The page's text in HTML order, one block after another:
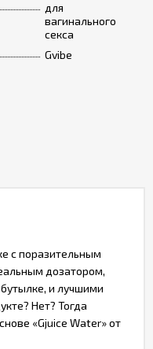
для
вагинального
секса
Gvibe
с поразительным
дозатором,
и лучшими
Нет? Тогда
«Gjuice Water» от